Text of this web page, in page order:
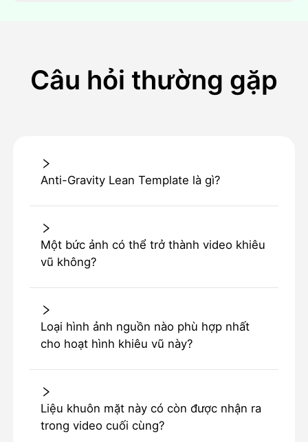
Câu hỏi thường gặp
Anti-Gravity Lean Template là gì?
Một bức ảnh có thể trở thành video khiêu
vũ không?
Loại hình ảnh nguồn nào phù hợp nhất
cho hoạt hình khiêu vũ này?
Liệu khuôn mặt này có còn được nhận ra
trong video cuối cùng?